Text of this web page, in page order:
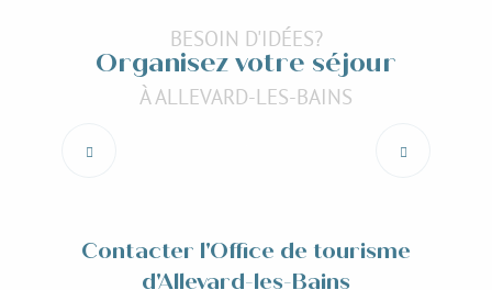
BESOIN D'IDÉES?
Organisez votre séjour
À ALLEVARD-LES-BAINS
Contacter l'Office de tourisme
d'Allevard-les-Bains